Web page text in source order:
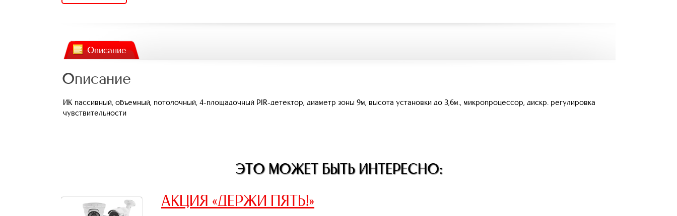
Описание
Описание
ИК пассивный, объемный, потолочный, 4-площадочный PIR-детектор, диаметр зоны 9м, высота установки до 3,6м., микропроцессор, дискр. регулировка
чувствительности
ЭТО МОЖЕТ БЫТЬ ИНТЕРЕСНО:
АКЦИЯ «ДЕРЖИ ПЯТЬ!»